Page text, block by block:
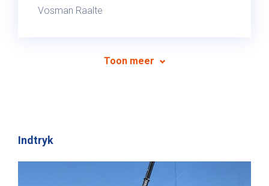
Vosman Raalte
Toon meer
Indtryk